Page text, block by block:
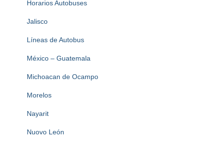
Horarios Autobuses
Jalisco
Líneas de Autobus
México – Guatemala
Michoacan de Ocampo
Morelos
Nayarit
Nuovo León